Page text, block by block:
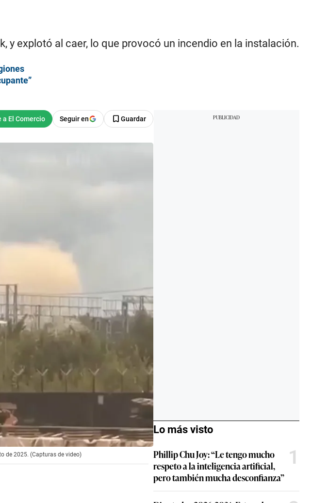
y explotó al caer, lo que provocó un incendio en la instalación.
Seguir en Guardar
de 2025. (Capturas de video)
Lo más visto
Phillip Chu Joy: “Le tengo mucho
respeto a la inteligencia artificial,
pero también mucha desconfianza”
1